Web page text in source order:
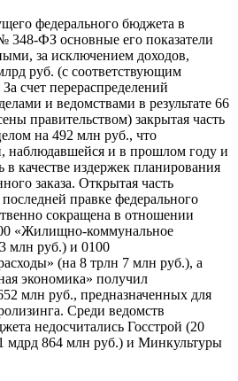
федерального бюджета в
348-ФЗ основные его показатели
за исключением доходов,
руб. (с соответствующим
счет перераспределений
и ведомствами в результате 66
правительством) закрытая часть
на 492 млн руб., что
наблюдавшейся и в прошлом году и
в качестве издержек планирования
заказа. Открытая часть
правке федерального
сокращена в отношении
«Жилищно-коммунальное
млн руб.) и 0100
(на 8 трлн 7 млн руб.), а
экономика» получил
млн руб., предназначенных для
Среди ведомств
недосчитались Госстрой (20
мдрд 864 млн руб.) и Минкультуры